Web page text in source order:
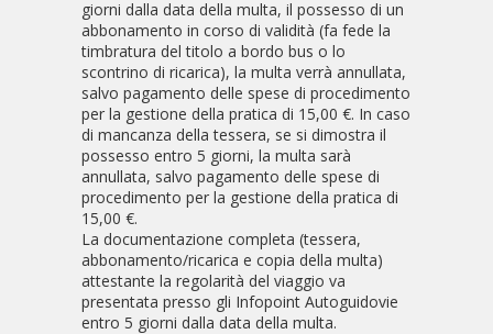
giorni dalla data della multa, il possesso di un
abbonamento in corso di validità (fa fede la
timbratura del titolo a bordo bus o lo
scontrino di ricarica), la multa verrà annullata,
salvo pagamento delle spese di procedimento
per la gestione della pratica di 15,00 €. In caso
di mancanza della tessera, se si dimostra il
possesso entro 5 giorni, la multa sarà
annullata, salvo pagamento delle spese di
procedimento per la gestione della pratica di
15,00 €.
La documentazione completa (tessera,
abbonamento/ricarica e copia della multa)
attestante la regolarità del viaggio va
presentata presso gli Infopoint Autoguidovie
entro 5 giorni dalla data della multa.